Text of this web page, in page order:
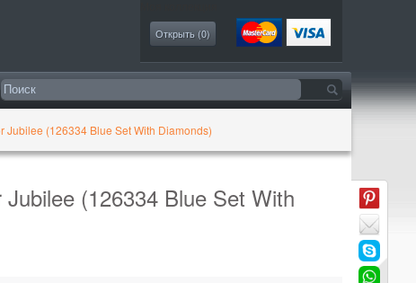
Открыть (0)
(126334 Blue Set With Diamonds)
(126334 Blue Set With